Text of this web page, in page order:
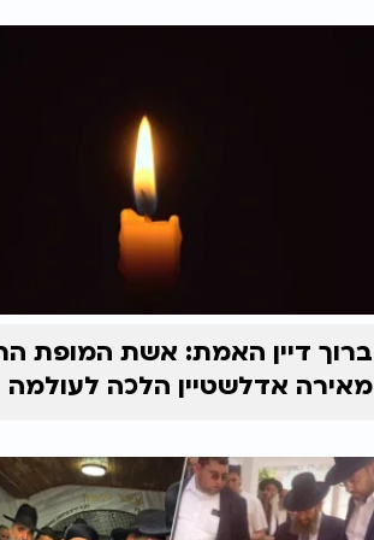
ברוך דיין האמת: אשת המופת
מאירה אדלשטיין הלכה לעולמה